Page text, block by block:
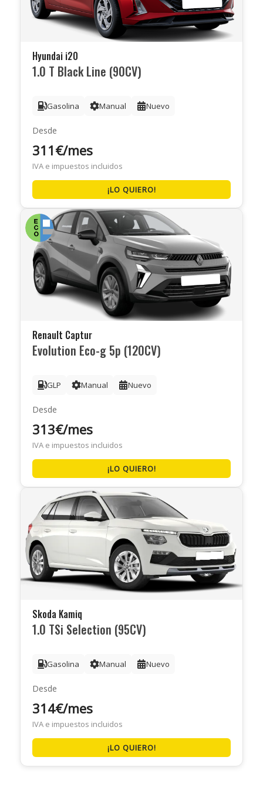
Hyundai i20
1.0 T Black Line (90CV)
Gasolina Manual Nuevo
Desde
311€/mes
IVA e impuestos incluidos
¡LO QUIERO!
Renault Captur
Evolution Eco-g 5p (120CV)
GLP Manual Nuevo
Desde
313€/mes
IVA e impuestos incluidos
¡LO QUIERO!
Skoda Kamiq
1.0 TSi Selection (95CV)
Gasolina Manual Nuevo
Desde
314€/mes
IVA e impuestos incluidos
¡LO QUIERO!